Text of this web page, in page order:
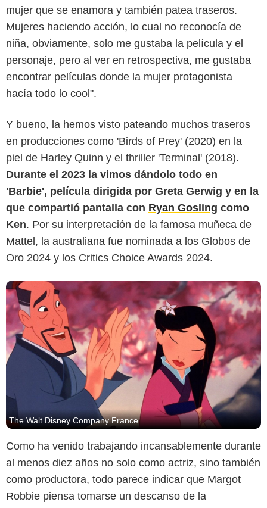
mujer que se enamora y también patea traseros.
Mujeres haciendo acción, lo cual no reconocía de
niña, obviamente, solo me gustaba la película y el
personaje, pero al ver en retrospectiva, me gustaba
encontrar películas donde la mujer protagonista
hacía todo lo cool".
Y bueno, la hemos visto pateando muchos traseros
en producciones como 'Birds of Prey' (2020) en la
piel de Harley Quinn y el thriller 'Terminal' (2018).
Durante el 2023 la vimos dándolo todo en
'Barbie', película dirigida por Greta Gerwig y en la
que compartió pantalla con Ryan Gosling como
Ken. Por su interpretación de la famosa muñeca de
Mattel, la australiana fue nominada a los Globos de
Oro 2024 y los Critics Choice Awards 2024.
The Walt Disney Company France
The Walt Disney Company France
Como ha venido trabajando incansablemente durante
al menos diez años no solo como actriz, sino también
como productora, todo parece indicar que Margot
Robbie piensa tomarse un descanso de la